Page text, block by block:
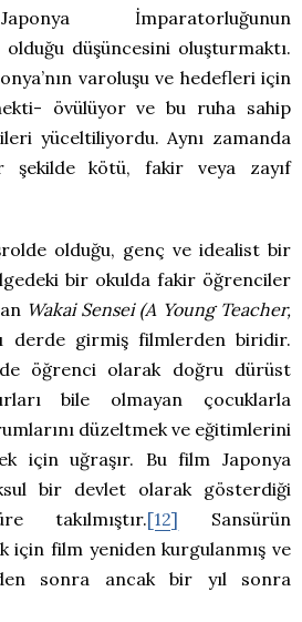
İmparatorluğunun
düşüncesini oluşturmaktı.
varoluşu ve hedefleri için
övülüyor ve bu ruha sahip
yüceltiliyordu. Aynı zamanda
şekilde kötü, fakir veya zayıf
olduğu, genç ve idealist bir
bir okulda fakir öğrenciler
Wakai Sensei (A Young Teacher,
derde girmiş filmlerden biridir.
öğrenci olarak doğru dürüst
bile olmayan çocuklarla
düzeltmek ve eğitimlerini
için uğraşır. Bu film Japonya
bir devlet olarak gösterdiği
takılmıştır.[12] Sansürün
için film yeniden kurgulanmış ve
sonra ancak bir yıl sonra